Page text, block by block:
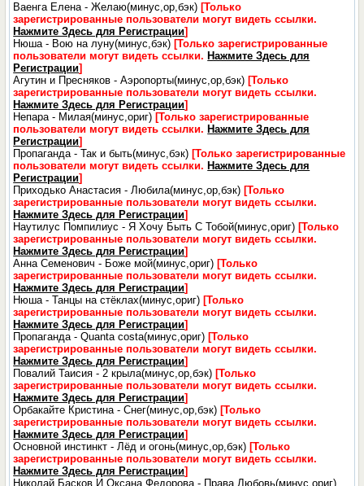
Ваенга Елена - Желаю(минус,ор,бэк) [Только
зарегистрированные пользователи могут видеть ссылки.
Нажмите Здесь для Регистрации]
Нюша - Вою на луну(минус,бэк) [Только зарегистрированные
пользователи могут видеть ссылки. Нажмите Здесь для
Регистрации]
Агутин и Пресняков - Аэропорты(минус,ор,бэк) [Только
зарегистрированные пользователи могут видеть ссылки.
Нажмите Здесь для Регистрации]
Непара - Милая(минус,ориг) [Только зарегистрированные
пользователи могут видеть ссылки. Нажмите Здесь для
Регистрации]
Пропаганда - Так и быть(минус,бэк) [Только зарегистрированные
пользователи могут видеть ссылки. Нажмите Здесь для
Регистрации]
Приходько Анастасия - Любила(минус,ор,бэк) [Только
зарегистрированные пользователи могут видеть ссылки.
Нажмите Здесь для Регистрации]
Наутилус Помпилиус - Я Хочу Быть С Тобой(минус,ориг) [Только
зарегистрированные пользователи могут видеть ссылки.
Нажмите Здесь для Регистрации]
Анна Семенович - Боже мой(минус,ориг) [Только
зарегистрированные пользователи могут видеть ссылки.
Нажмите Здесь для Регистрации]
Нюша - Танцы на стёклах(минус,ориг) [Только
зарегистрированные пользователи могут видеть ссылки.
Нажмите Здесь для Регистрации]
Пропаганда - Quanta costa(минус,ориг) [Только
зарегистрированные пользователи могут видеть ссылки.
Нажмите Здесь для Регистрации]
Повалий Таисия - 2 крыла(минус,ор,бэк) [Только
зарегистрированные пользователи могут видеть ссылки.
Нажмите Здесь для Регистрации]
Орбакайте Кристина - Снег(минус,ор,бэк) [Только
зарегистрированные пользователи могут видеть ссылки.
Нажмите Здесь для Регистрации]
Основной инстинкт - Лёд и огонь(минус,ор,бэк) [Только
зарегистрированные пользователи могут видеть ссылки.
Нажмите Здесь для Регистрации]
Николай Басков И Оксана Федорова - Права Любовь(минус,ориг)